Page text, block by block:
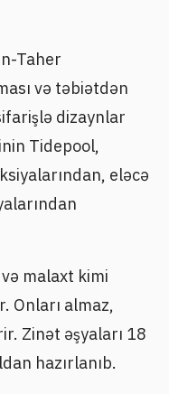
Taher
və təbiətdən
dizaynlar
Tidepool,
eləcə
malaxt kimi
Onları almaz,
Zinət əşyaları 18
hazırlanıb.